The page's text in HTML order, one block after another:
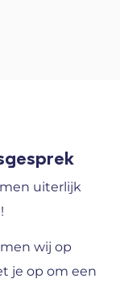
uiterlijk
wij op
je op om een